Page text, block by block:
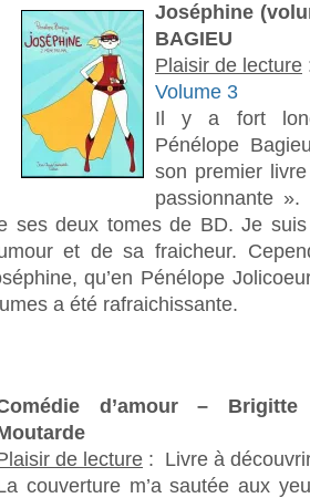
Joséphine
BAGIEU
Plaisir de lecture
Volume 3
Il y a fort
Pénélope
son premier
passionnante
ses deux tomes de BD. Je
et de sa fraicheur.
qu’en Pénélope
a été rafraichissante.
d’amour –
de lecture : Livre à
couverture m’a sautée aux